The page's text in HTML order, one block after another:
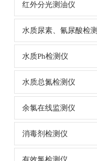
红外分光测油仪
水质尿素、氰尿酸检
水质Ph检测仪
水质总氮检测仪
余氯在线监测仪
消毒剂检测仪